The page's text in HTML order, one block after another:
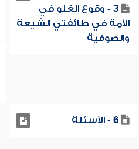
3 - وقوع الغلو في
الأمة في طائفتي الشيعة
والصوفية
6 - الأسئلة